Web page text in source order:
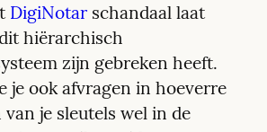
DigiNotar schandaal laat
hiërarchisch
zijn gebreken heeft.
je ook afvragen in hoeverre
van je sleutels wel in de